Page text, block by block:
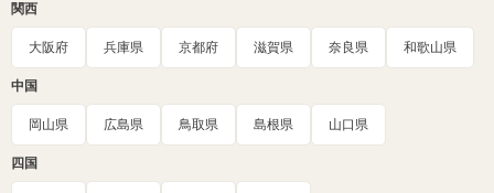
関西
大阪府 兵庫県 京都府 滋賀県 奈良県 和歌山県
中国
岡山県 広島県 鳥取県 島根県 山口県
四国